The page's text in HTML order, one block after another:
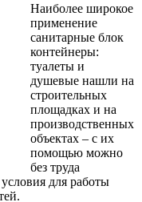
Наиболее широкое
применение
санитарные блок
контейнеры:
туалеты и
душевые нашли на
строительных
площадках и на
производственных
объектах – с их
помощью можно
без труда
для работы